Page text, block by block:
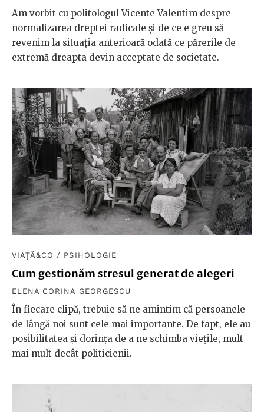
Am vorbit cu politologul Vicente Valentim despre
normalizarea dreptei radicale și de ce e greu să
revenim la situația anterioară odată ce părerile de
extremă dreapta devin acceptate de societate.
VIAȚĂ&CO / PSIHOLOGIE
Cum gestionăm stresul generat de alegeri
ELENA CORINA GEORGESCU
În fiecare clipă, trebuie să ne amintim că persoanele
de lângă noi sunt cele mai importante. De fapt, ele au
posibilitatea și dorința de a ne schimba viețile, mult
mai mult decât politicienii.